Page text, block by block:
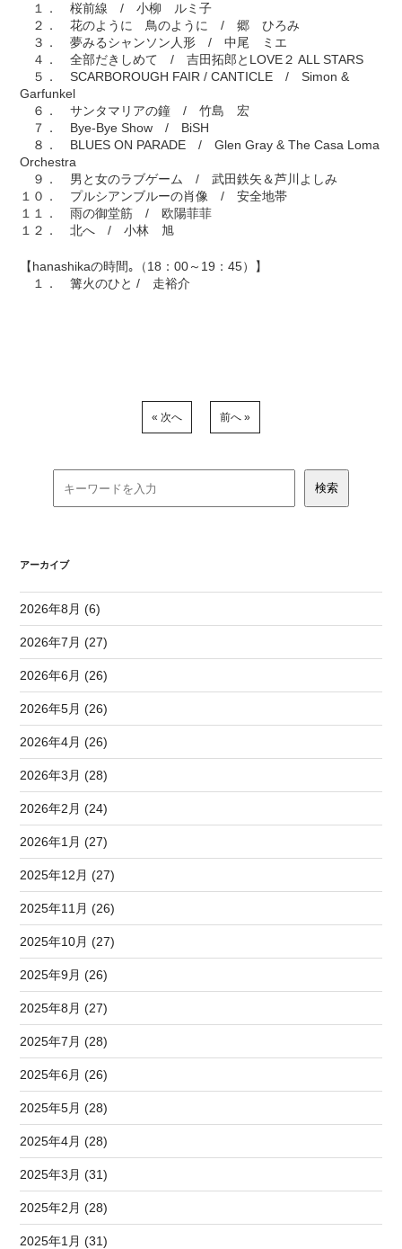
１． 桜前線 / 小柳 ルミ子
２． 花のように 鳥のように / 郷 ひろみ
３． 夢みるシャンソン人形 / 中尾 ミエ
４． 全部だきしめて / 吉田拓郎とLOVE２ ALL STARS
５． SCARBOROUGH FAIR / CANTICLE / Simon &
Garfunkel
６． サンタマリアの鐘 / 竹島 宏
７． Bye-Bye Show / BiSH
８． BLUES ON PARADE / Glen Gray & The Casa Loma
Orchestra
９． 男と女のラブゲーム / 武田鉄矢＆芦川よしみ
１０． プルシアンブルーの肖像 / 安全地帯
１１． 雨の御堂筋 / 欧陽菲菲
１２． 北へ / 小林 旭
【hanashikaの時間｡（18：00～19：45）】
１． 篝火のひと / 走裕介
« 次へ 前へ »
アーカイブ
2026年8月 (6)
2026年7月 (27)
2026年6月 (26)
2026年5月 (26)
2026年4月 (26)
2026年3月 (28)
2026年2月 (24)
2026年1月 (27)
2025年12月 (27)
2025年11月 (26)
2025年10月 (27)
2025年9月 (26)
2025年8月 (27)
2025年7月 (28)
2025年6月 (26)
2025年5月 (28)
2025年4月 (28)
2025年3月 (31)
2025年2月 (28)
2025年1月 (31)